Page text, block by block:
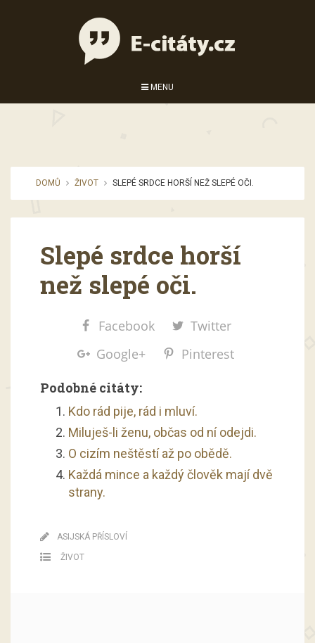
MENU
DOMŮ ŽIVOT SLEPÉ SRDCE HORŠÍ NEŽ SLEPÉ OČI.
Slepé srdce horší
než slepé oči.
Facebook
Twitter
Google+
Pinterest
Podobné citáty:
Kdo rád pije, rád i mluví.
Miluješ-li ženu, občas od ní odejdi.
O cizím neštěstí až po obědě.
Každá mince a každý člověk mají dvě
strany.
ASIJSKÁ PŘÍSLOVÍ
ŽIVOT